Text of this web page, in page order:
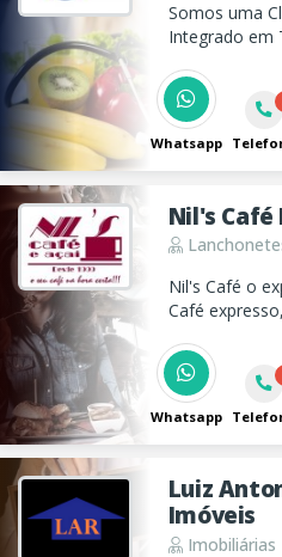
Somos uma
Integrado em
atender e
precisa!
Whatsapp
Nil's Café
Nil's Café o
Café
café e outras
Whatsapp
Luiz
Imóveis
Imobiliárias